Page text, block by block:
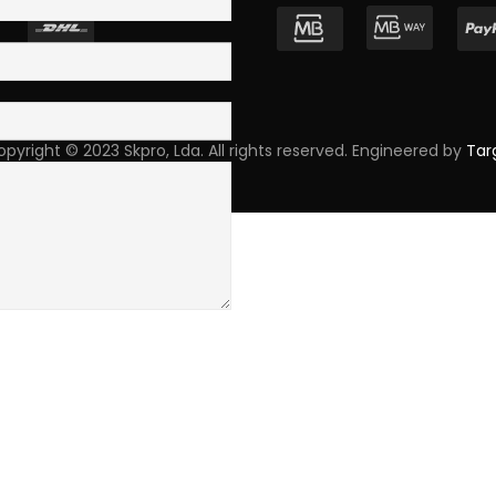
© 2023 Skpro, Lda. All rights reserved. Engineered by